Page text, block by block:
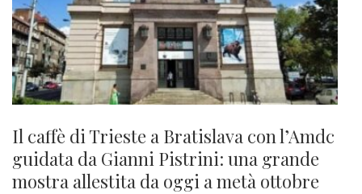
Il caffè di Trieste a Bratislava con l’Amdc
guidata da Gianni Pistrini: una grande
mostra allestita da oggi a metà ottobre